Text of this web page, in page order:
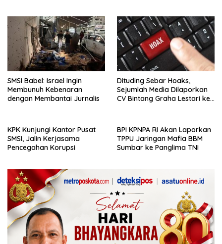
SMSI Babel: Israel Ingin
Membunuh Kebenaran
Dituding Sebar Hoaks,
Sejumlah Media Dilaporkan
CV Bintang Graha Lestari ke
KPK Kunjungi Kantor Pusat
SMSI, Jalin Kerjasama
BPI KPNPA RI Akan Laporkan
TPPU Jaringan Mafia BBM